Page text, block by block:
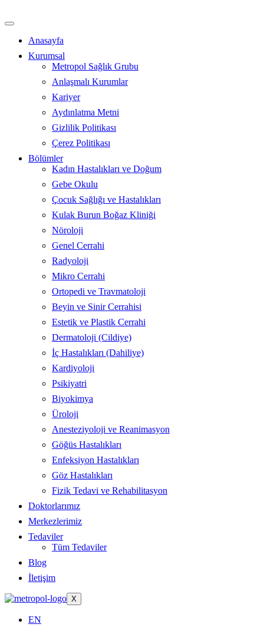
atla
Anasayfa
Kurumsal
Metropol Sağlık Grubu
Anlaşmalı Kurumlar
Kariyer
Aydınlatma Metni
Gizlilik Politikası
Çerez Politikası
Bölümler
Kadın Hastalıkları ve Doğum
Gebe Okulu
Çocuk Sağlığı ve Hastalıkları
Kulak Burun Boğaz Kliniği
Nöroloji
Genel Cerrahi
Radyoloji
Mikro Cerrahi
Ortopedi ve Travmatoloji
Beyin ve Sinir Cerrahisi
Estetik ve Plastik Cerrahi
Dermatoloji (Cildiye)
İç Hastalıkları (Dahiliye)
Kardiyoloji
Psikiyatri
Biyokimya
Üroloji
Anesteziyoloji ve Reanimasyon
Göğüs Hastalıkları
Enfeksiyon Hastalıkları
Göz Hastalıkları
Fizik Tedavi ve Rehabilitasyon
Doktorlarımız
Merkezlerimiz
Tedaviler
Tüm Tedaviler
Blog
İletişim
X
EN